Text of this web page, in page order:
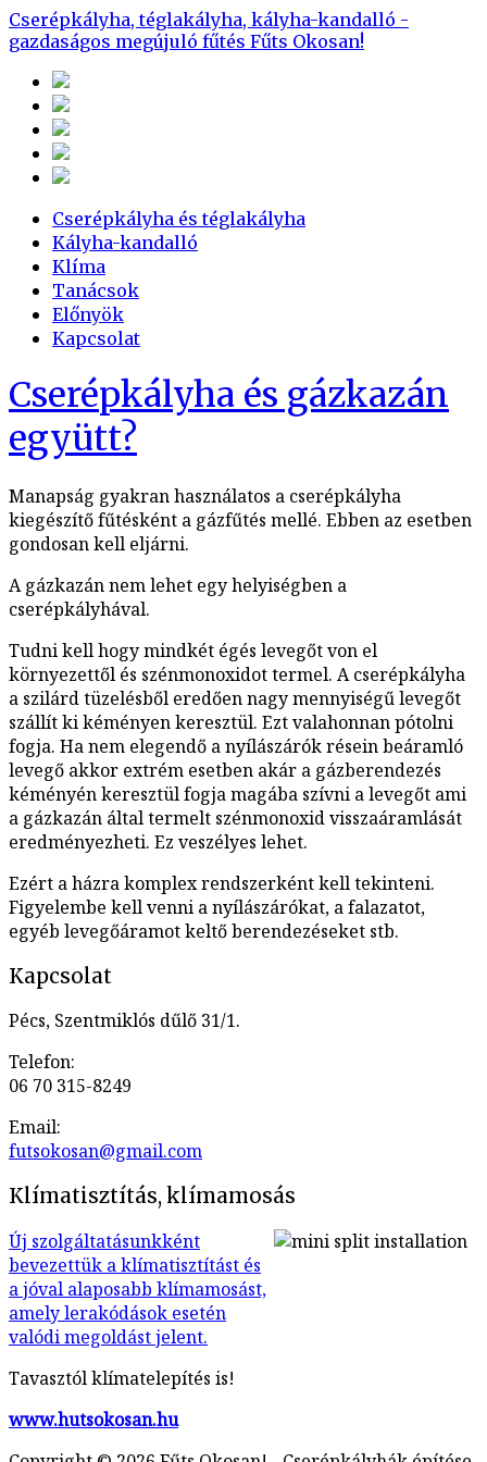
Cserépkályha, téglakályha, kályha-kandalló -
gazdaságos megújuló fűtés Fűts Okosan!
Cserépkályha és téglakályha
Kályha-kandalló
Klíma
Tanácsok
Előnyök
Kapcsolat
Cserépkályha és gázkazán
együtt?
Manapság gyakran használatos a cserépkályha
kiegészítő fűtésként a gázfűtés mellé. Ebben az esetben
gondosan kell eljárni.
A gázkazán nem lehet egy helyiségben a
cserépkályhával.
Tudni kell hogy mindkét égés levegőt von el
környezettől és szénmonoxidot termel. A cserépkályha
a szilárd tüzelésből eredően nagy mennyiségű levegőt
szállít ki kéményen keresztül. Ezt valahonnan pótolni
fogja. Ha nem elegendő a nyílászárók résein beáramló
levegő akkor extrém esetben akár a gázberendezés
kéményén keresztül fogja magába szívni a levegőt ami
a gázkazán által termelt szénmonoxid visszaáramlását
eredményezheti. Ez veszélyes lehet.
Ezért a házra komplex rendszerként kell tekinteni.
Figyelembe kell venni a nyílászárókat, a falazatot,
egyéb levegőáramot keltő berendezéseket stb.
Kapcsolat
Pécs, Szentmiklós dűlő 31/1.
Telefon:
06 70 315-8249
Email:
futsokosan@gmail.com
Klímatisztítás, klímamosás
Új szolgáltatásunkként
bevezettük a klímatisztítást és
a jóval alaposabb klímamosást,
amely lerakódások esetén
valódi megoldást jelent.
Tavasztól klímatelepítés is!
www.hutsokosan.hu